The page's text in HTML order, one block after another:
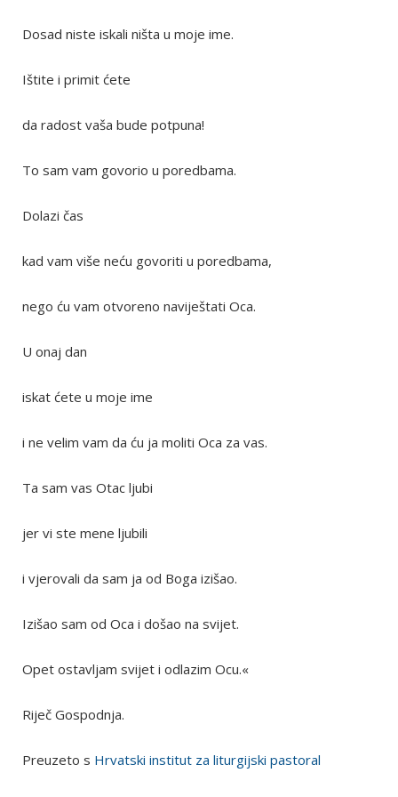
Dosad niste iskali ništa u moje ime.
Ištite i primit ćete
da radost vaša bude potpuna!
To sam vam govorio u poredbama.
Dolazi čas
kad vam više neću govoriti u poredbama,
nego ću vam otvoreno naviještati Oca.
U onaj dan
iskat ćete u moje ime
i ne velim vam da ću ja moliti Oca za vas.
Ta sam vas Otac ljubi
jer vi ste mene ljubili
i vjerovali da sam ja od Boga izišao.
Izišao sam od Oca i došao na svijet.
Opet ostavljam svijet i odlazim Ocu.«
Riječ Gospodnja.
Preuzeto s Hrvatski institut za liturgijski pastoral